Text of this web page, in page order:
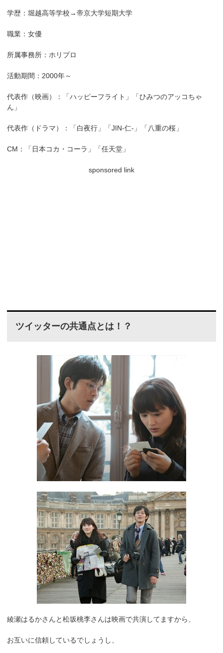
学歴：堀越高等学校→帝京大学短期大学
職業：女優
所属事務所：ホリプロ
活動期間：2000年～
代表作（映画）：「ハッピーフライト」「ひみつのアッコちゃ
ん」
代表作（ドラマ）：「白夜行」「JIN-仁-」「八重の桜」
CM：「日本コカ・コーラ」「任天堂」
sponsored link
ツイッターの共通点とは！？
綾瀬はるかさんと松坂桃李さんは映画で共演してますから、
お互いに信頼しているでしょうし、